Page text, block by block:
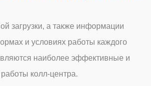
загрузки, а также информации
и условиях работы каждого
наиболее эффективные и
колл-центра.